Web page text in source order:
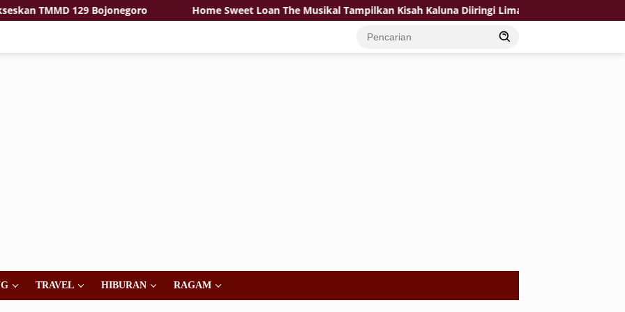
TMMD 129 Bojonegoro Home Sweet Loan The Musikal Tampilkan Kisah Kaluna Diiringi Lima Lagu Baru Karya Igditaf
TRAVEL HIBURAN RAGAM